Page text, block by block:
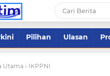
Pilihan Ulasan
Utama › IKPPNI